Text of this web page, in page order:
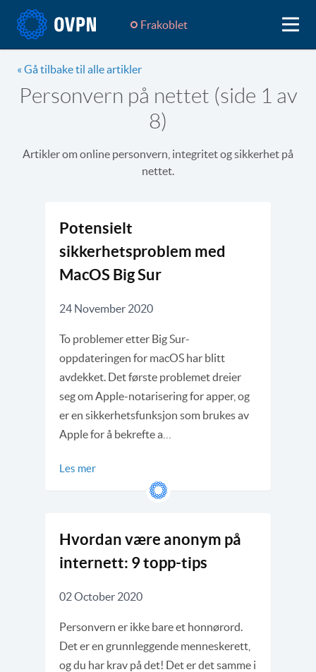
Frakoblet
« Gå tilbake til alle artikler
Personvern på nettet (side 1 av
8)
Artikler om online personvern, integritet og sikkerhet på
nettet.
Potensielt
sikkerhetsproblem med
MacOS Big Sur
24 November 2020
To problemer etter Big Sur-
oppdateringen for macOS har blitt
avdekket. Det første problemet dreier
seg om Apple-notarisering for apper, og
er en sikkerhetsfunksjon som brukes av
Apple for å bekrefte a…
Les mer
Hvordan være anonym på
internett: 9 topp-tips
02 October 2020
Personvern er ikke bare et honnørord.
Det er en grunnleggende menneskerett,
og du har krav på det! Det er det samme i